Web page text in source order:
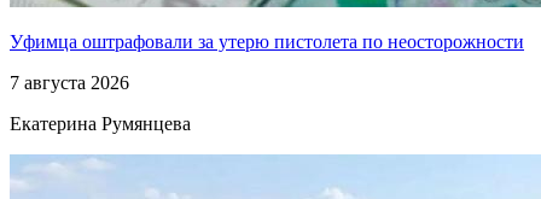
Уфимца оштрафовали за утерю пистолета по неосторожности
7 августа 2026
Екатерина Румянцева